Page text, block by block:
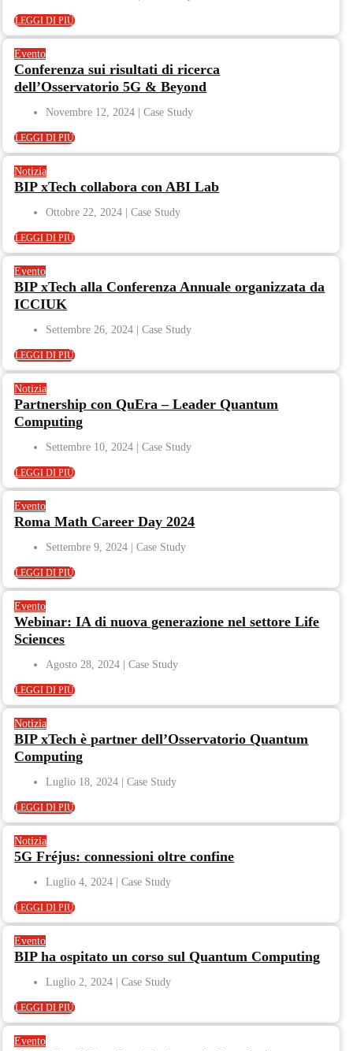
LEGGI DI PIÙ
Evento
Conferenza sui risultati di ricerca
dell’Osservatorio 5G & Beyond
Novembre 12, 2024
LEGGI DI PIÙ
Notizia
BIP xTech collabora con ABI Lab
Ottobre 22, 2024
LEGGI DI PIÙ
Evento
BIP xTech alla Conferenza Annuale organizzata da
ICCIUK
Settembre 26, 2024
LEGGI DI PIÙ
Notizia
Partnership con QuEra – Leader Quantum
Computing
Settembre 10, 2024
LEGGI DI PIÙ
Evento
Roma Math Career Day 2024
Settembre 9, 2024
LEGGI DI PIÙ
Evento
Webinar: IA di nuova generazione nel settore Life
Sciences
Agosto 28, 2024
LEGGI DI PIÙ
Notizia
BIP xTech è partner dell’Osservatorio Quantum
Computing
Luglio 18, 2024
LEGGI DI PIÙ
Notizia
5G Fréjus: connessioni oltre confine
Luglio 4, 2024
LEGGI DI PIÙ
Evento
BIP ha ospitato un corso sul Quantum Computing
Luglio 2, 2024
LEGGI DI PIÙ
Evento